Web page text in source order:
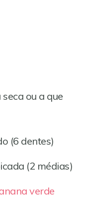
ou a que
(6 dentes)
(2 médias)
verde